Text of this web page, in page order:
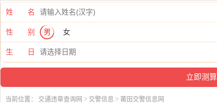
姓 名
性 别 男 女
生 日
当前位置： 交通违章查询网 > 交警信息 > 莆田交警信息网